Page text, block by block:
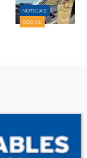
NOTICIAS
SOCIAL